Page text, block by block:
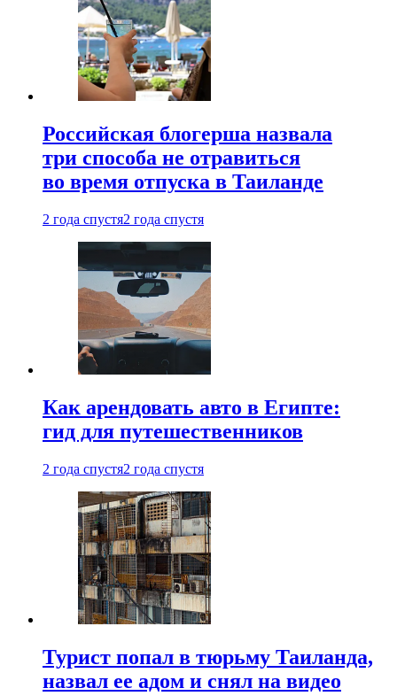
Российская блогерша назвала
три способа не отравиться
во время отпуска в Таиланде
2 года спустя2 года спустя
Как арендовать авто в Египте:
гид для путешественников
2 года спустя2 года спустя
Турист попал в тюрьму Таиланда,
назвал ее адом и снял на видео